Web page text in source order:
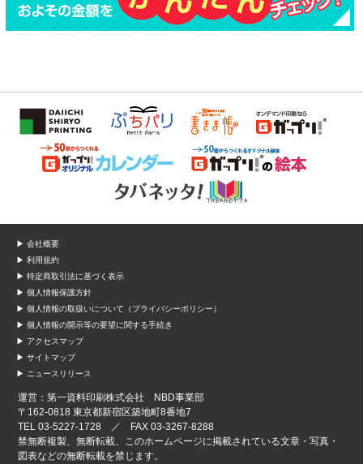
▶ 会社概要
▶ 利用規約
▶ 特定商取引法に基づく表示
▶ 個人情報保護方針
▶ 個人情報の取扱いについて（プライバシーポリシー）
▶ 個人情報の開示等の要望に関する手続き
▶ アクセスマップ
▶ サイトマップ
▶ ニュースリリース
運営：第一資料印刷株式会社 NBD事業部
〒162-0818 東京都新宿区築地町8番地7
TEL 03-5227-1728 ／ FAX 03-3267-8288
禁無断複製、無断転載、このホームページに掲載されている文章・写真・
図表などの無断転載を禁じます。